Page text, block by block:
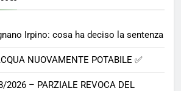
Irpino: cosa ha deciso la sentenza
NUOVAMENTE POTABILE ✅
2026 – PARZIALE REVOCA DEL